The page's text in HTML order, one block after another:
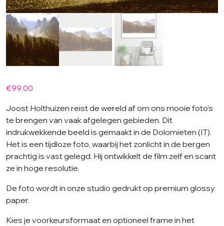
€99.00
Joost Holthuizen reist de wereld af om ons mooie foto’s
te brengen van vaak afgelegen gebieden. Dit
indrukwekkende beeld is gemaakt in de Dolomieten (IT).
Het is een tijdloze foto, waarbij het zonlicht in de bergen
prachtig is vast gelegd. Hij ontwikkelt de film zelf en scant
ze in hoge resolutie.
De foto wordt in onze studio gedrukt op premium glossy
paper.
Kies je voorkeursformaat en optioneel frame in het